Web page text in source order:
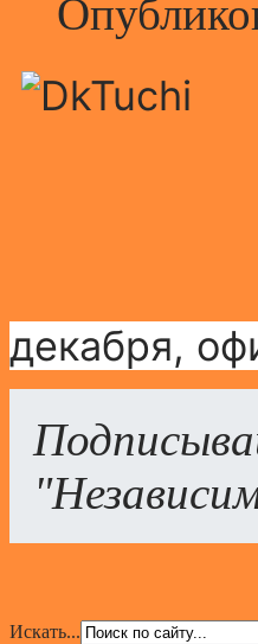
декабря,
Искать...